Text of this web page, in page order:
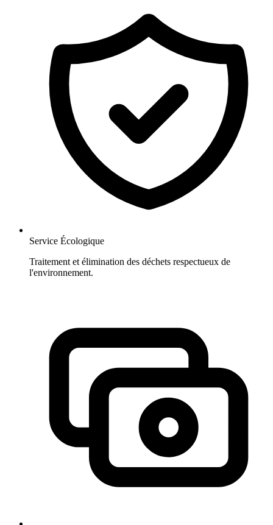
Service Écologique
Traitement et élimination des déchets respectueux de
l'environnement.